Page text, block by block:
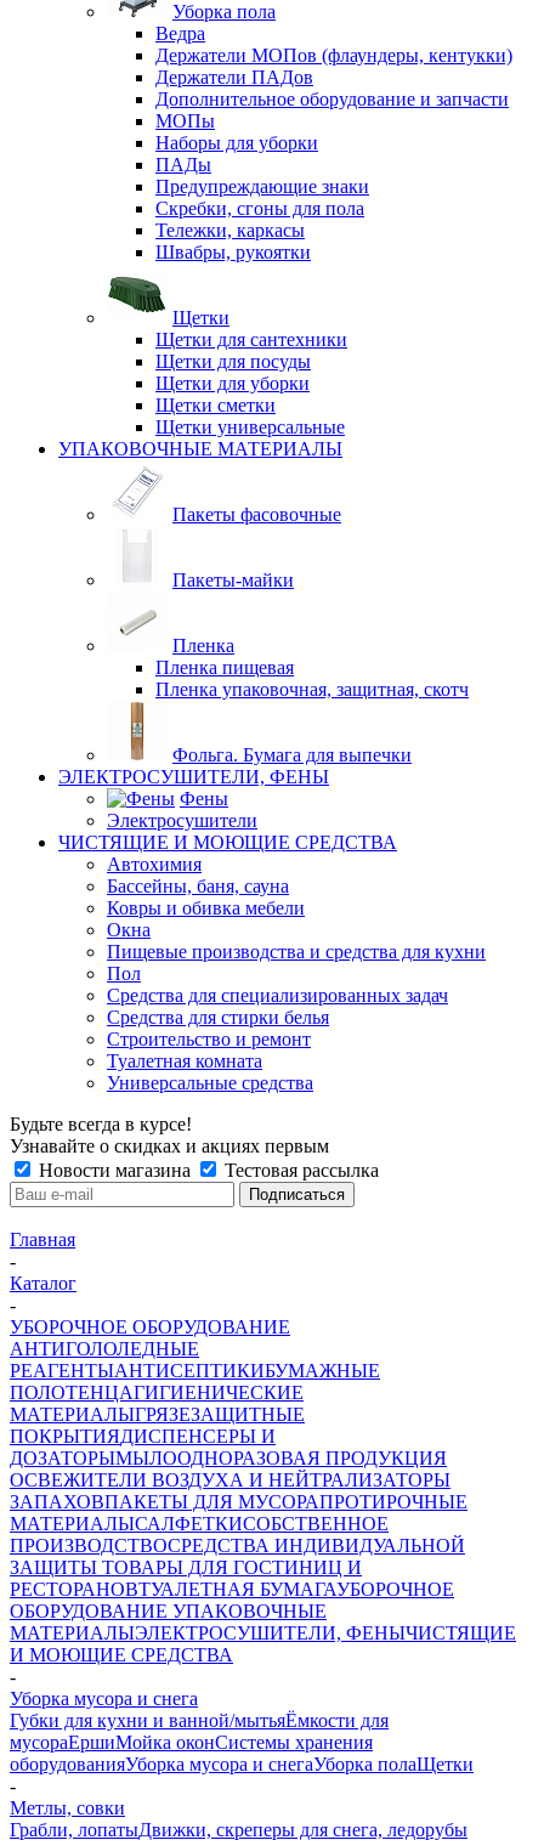
Уборка пола
Ведра
Держатели МОПов (флаундеры, кентукки)
Держатели ПАДов
Дополнительное оборудование и запчасти
МОПы
Наборы для уборки
ПАДы
Предупреждающие знаки
Скребки, сгоны для пола
Тележки, каркасы
Швабры, рукоятки
Щетки
Щетки для сантехники
Щетки для посуды
Щетки для уборки
Щетки сметки
Щетки универсальные
УПАКОВОЧНЫЕ МАТЕРИАЛЫ
Пакеты фасовочные
Пакеты-майки
Пленка
Пленка пищевая
Пленка упаковочная, защитная, скотч
Фольга. Бумага для выпечки
ЭЛЕКТРОСУШИТЕЛИ, ФЕНЫ
Фены
Электросушители
ЧИСТЯЩИЕ И МОЮЩИЕ СРЕДСТВА
Автохимия
Бассейны, баня, сауна
Ковры и обивка мебели
Окна
Пищевые производства и средства для кухни
Пол
Средства для специализированных задач
Средства для стирки белья
Строительство и ремонт
Туалетная комната
Универсальные средства
Будьте всегда в курсе!
Узнавайте о скидках и акциях первым
Новости магазина
Тестовая рассылка
Главная
-
Каталог
-
УБОРОЧНОЕ ОБОРУДОВАНИЕ
АНТИГОЛОЛЕДНЫЕ
РЕАГЕНТЫАНТИСЕПТИКИБУМАЖНЫЕ
ПОЛОТЕНЦАГИГИЕНИЧЕСКИЕ
МАТЕРИАЛЫГРЯЗЕЗАЩИТНЫЕ
ПОКРЫТИЯДИСПЕНСЕРЫ И
ДОЗАТОРЫМЫЛООДНОРАЗОВАЯ ПРОДУКЦИЯ
ОСВЕЖИТЕЛИ ВОЗДУХА И НЕЙТРАЛИЗАТОРЫ
ЗАПАХОВПАКЕТЫ ДЛЯ МУСОРАПРОТИРОЧНЫЕ
МАТЕРИАЛЫСАЛФЕТКИСОБСТВЕННОЕ
ПРОИЗВОДСТВОСРЕДСТВА ИНДИВИДУАЛЬНОЙ
ЗАЩИТЫ ТОВАРЫ ДЛЯ ГОСТИНИЦ И
РЕСТОРАНОВТУАЛЕТНАЯ БУМАГАУБОРОЧНОЕ
ОБОРУДОВАНИЕ УПАКОВОЧНЫЕ
МАТЕРИАЛЫЭЛЕКТРОСУШИТЕЛИ, ФЕНЫЧИСТЯЩИЕ
И МОЮЩИЕ СРЕДСТВА
-
Уборка мусора и снега
Губки для кухни и ванной/мытьяЁмкости для
мусораЕршиМойка оконСистемы хранения
оборудованияУборка мусора и снегаУборка полаЩетки
-
Метлы, совки
Грабли, лопатыДвижки, скреперы для снега, ледорубы